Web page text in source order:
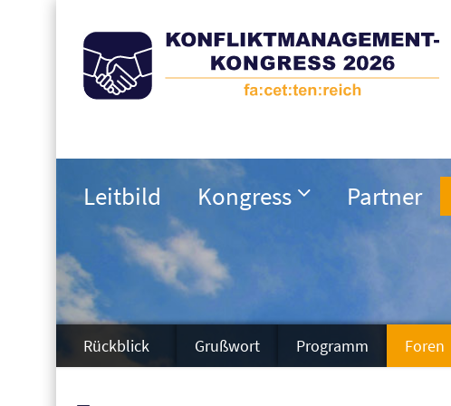
Leitbild Kongress Partner
Rückblick Grußwort Programm Foren